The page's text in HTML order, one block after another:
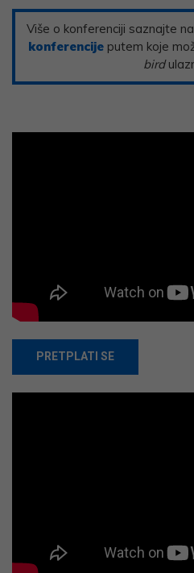
Više o konferenciji saznajte na
konferencije putem koje
bird
PRETPLATI SE